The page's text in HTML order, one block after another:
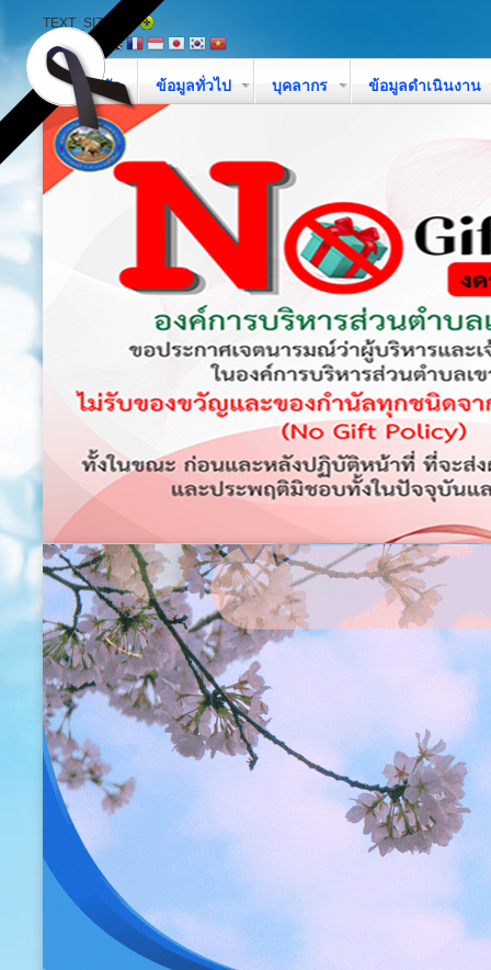
TEXT_SIZE
หน้าหลัก ข้อมูลทั่วไป บุคลากร ข้อมูลดำเนินงาน